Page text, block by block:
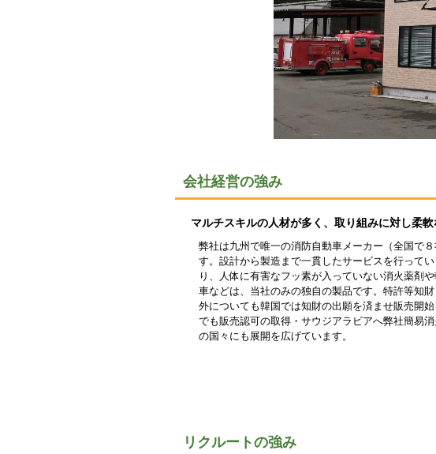
会社経営の強み
マルチスキルの人材が多く、取り組みに対し柔
弊社は九州で唯一の消防自動車メーカー（全国で
す。設計から製造まで一貫したサービスを行って
り、人体に有害なフッ素が入っていない消火薬剤
車などは、当社のみの独自の製品です。特許等知
外についても韓国では知財の出願を済ませ販売開
でも販売認可の取得・サウジアラビアへ弊社簡易
の国々にも展開を広げています。
リクルートの強み